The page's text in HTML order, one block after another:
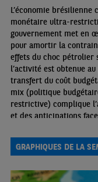
L’économie
monétaire ultra-
gouvernement met en
pour amortir la
effets du choc pétrolier
l’activité est obtenue
transfert du coût
mix (politique
restrictive) complique
et des anticipations
comptes extérieurs et
GRAPHIQUES DE LA